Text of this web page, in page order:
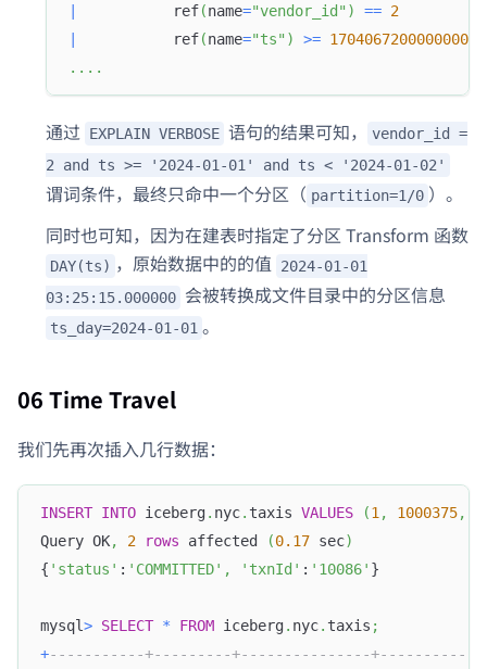
           ref
(name="vendor_id" ) == 2
           ref
(name="ts" ) >= 1704067200000000
. . . .
通过 EXPLAIN VERBOSE 语句的结果可知，
vendor_id =
2 and ts >= '2024-01-01' and ts < '2024-01-02'
谓词条件，最终只命中一个分区（ partition=1/0 ）。
同时也可知，因为在建表时指定了分区 Transform 函数
DAY(ts) ，原始数据中的的值
2024-01-01
03:25:15.000000 会被转换成文件目录中的分区信息
ts_day=2024-01-01 。
06 Time Travel
我们先再次插入几行数据：
INSERT INTO iceberg. nyc. taxis VALUES (1 , 1000375,
Query OK, 2 rows affected (0.17 sec)
{ 'status' : 'COMMITTED' , 'txnId' : '10086' }
mysql> SELECT * FROM iceberg. nyc. taxis ;
+-----------+---------+---------------